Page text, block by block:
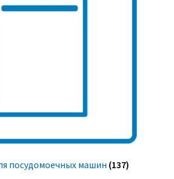
посудомоечных машин (137)